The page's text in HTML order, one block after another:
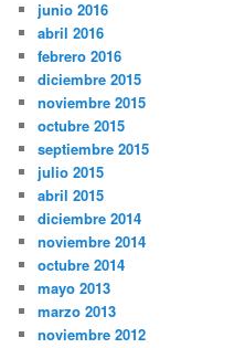
junio 2016
abril 2016
febrero 2016
diciembre 2015
noviembre 2015
octubre 2015
septiembre 2015
julio 2015
abril 2015
diciembre 2014
noviembre 2014
octubre 2014
mayo 2013
marzo 2013
noviembre 2012